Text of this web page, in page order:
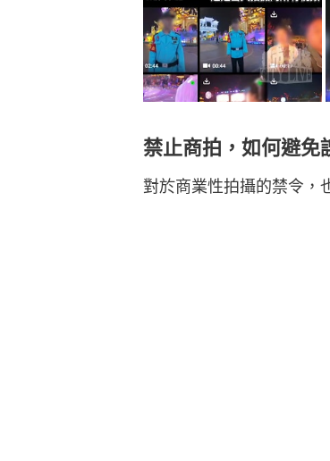
禁止商拍，如何避免
對於商業性拍攝的禁令，